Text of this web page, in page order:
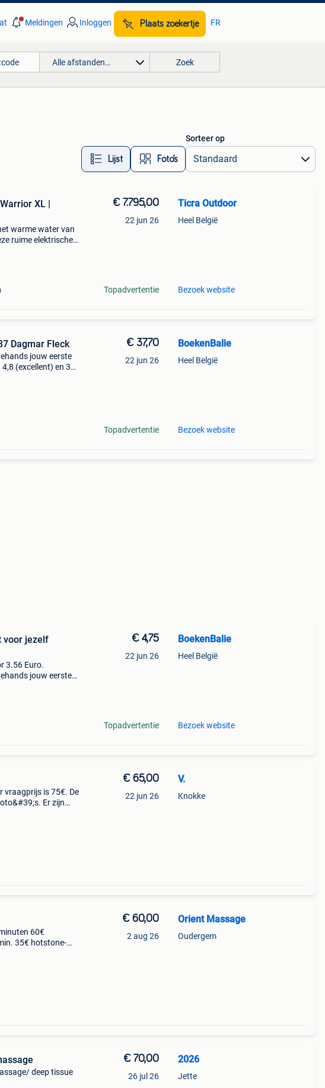
Meldingen Inloggen Plaats zoekertje FR
Alle afstanden… Zoek
Lijst Foto’s
Sorteer op
XL |
warme water van
ruime elektrische
€ 7.795,00
22 jun 26
Topadvertentie
Ticra Outdoor
Heel België
Bezoek website
Dagmar Fleck
jouw eerste
(excellent) en 30
€ 37,70
22 jun 26
Topadvertentie
BoekenBalie
Heel België
Bezoek website
voor jezelf
3.56 Euro.
jouw eerste
€ 4,75
22 jun 26
Topadvertentie
BoekenBalie
Heel België
Bezoek website
vraagprijs is 75€. De
Er zijn
€ 65,00
22 jun 26
V.
Knokke
60€
35€ hotstone-
€ 60,00
2 aug 26
Orient Massage
Oudergem
deep tissue
€ 70,00
26 jul 26
2026
Jette